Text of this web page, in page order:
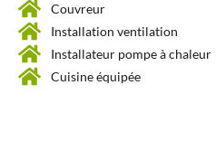
Couvreur
Installation ventilation
Installateur pompe à chaleur
Cuisine équipée